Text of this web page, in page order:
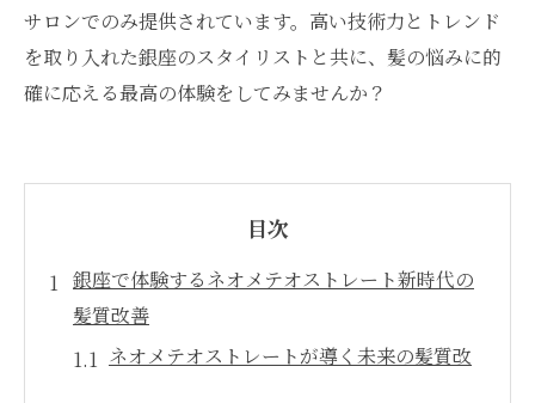
サロンでのみ提供されています。高い技術力とトレンド
を取り入れた銀座のスタイリストと共に、髪の悩みに的
確に応える最高の体験をしてみませんか？
目次
銀座で体験するネオメテオストレート新時代の
髪質改善
ネオメテオストレートが導く未来の髪質改